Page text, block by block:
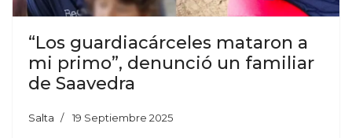
“Los guardiacárceles mataron a
mi primo”, denunció un familiar
de Saavedra
Salta 19 Septiembre 2025